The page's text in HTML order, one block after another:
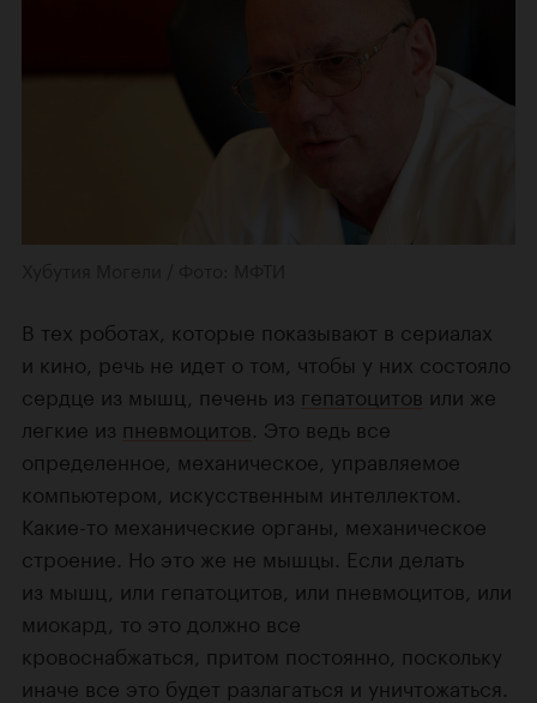
В тех роботах, которые показывают в сериалах
и кино, речь не идет о том, чтобы у них состояло
сердце из мышц, печень из гепатоцитов или же
легкие из пневмоцитов . Это ведь все
определенное, механическое, управляемое
компьютером, искусственным интеллектом.
Какие-то механические органы, механическое
строение. Но это же не мышцы. Если делать
из мышц, или гепатоцитов, или пневмоцитов, или
миокард, то это должно все
кровоснабжаться, притом постоянно, поскольку
иначе все это будет разлагаться и уничтожаться.